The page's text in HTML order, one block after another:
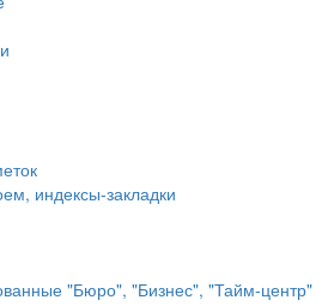
индексы-закладки
"Бюро", "Бизнес", "Тайм-центр"